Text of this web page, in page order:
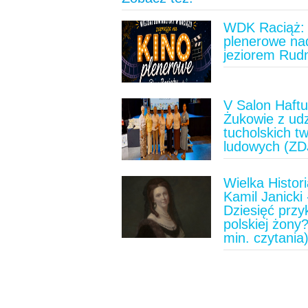
WDK Raciąż:
plenerowe
jeziorem
V Salon
Żukowie z
tucholskich
ludowych
Wielka
Kamil Janicki
Dziesięć
polskiej
min. czytania)